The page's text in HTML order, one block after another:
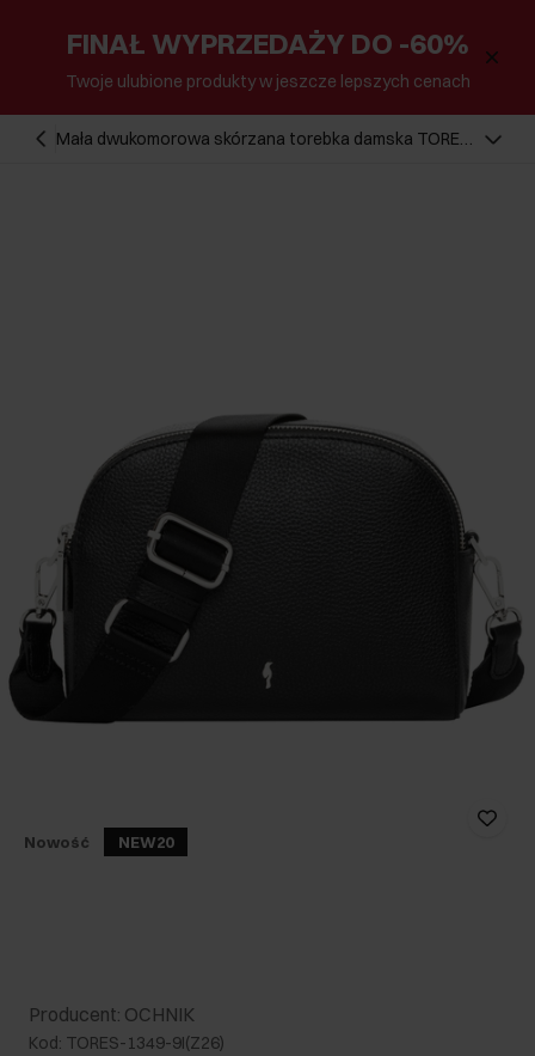
FINAŁ WYPRZEDAŻY DO -60%
Twoje ulubione produkty w jeszcze lepszych cenach
Mała dwukomorowa skórzana torebka damska TORES-
Nowość NEW20
Producent: OCHNIK
Kod: TORES-1349-9I(Z26)